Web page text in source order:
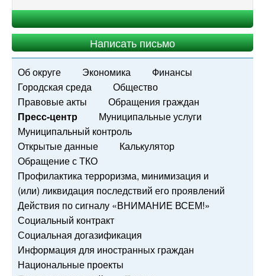
Написать письмо
Об округе Экономика
Финансы
Городская среда
Общество
Правовые акты
Обращения граждан
Пресс-центр
Муниципальные услуги
Муниципальный контроль
Открытые данные
Калькулятор
Обращение с ТКО
Профилактика терроризма, минимизация и
(или) ликвидация последствий его проявлений
Действия по сигналу «ВНИМАНИЕ ВСЕМ!»
Социальный контракт
Социальная догазификация
Информация для иностранных граждан
Национальные проекты